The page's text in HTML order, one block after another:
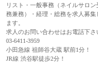
リスト・一般事務（ネイルサロン
務兼務）・経理・総務を求人募集
ます。
求人のお問い合わせはお電話下さ
03-6411-3959
小田急線 祖師谷大蔵 駅前1分！
JR線 渋谷駅徒歩2分！